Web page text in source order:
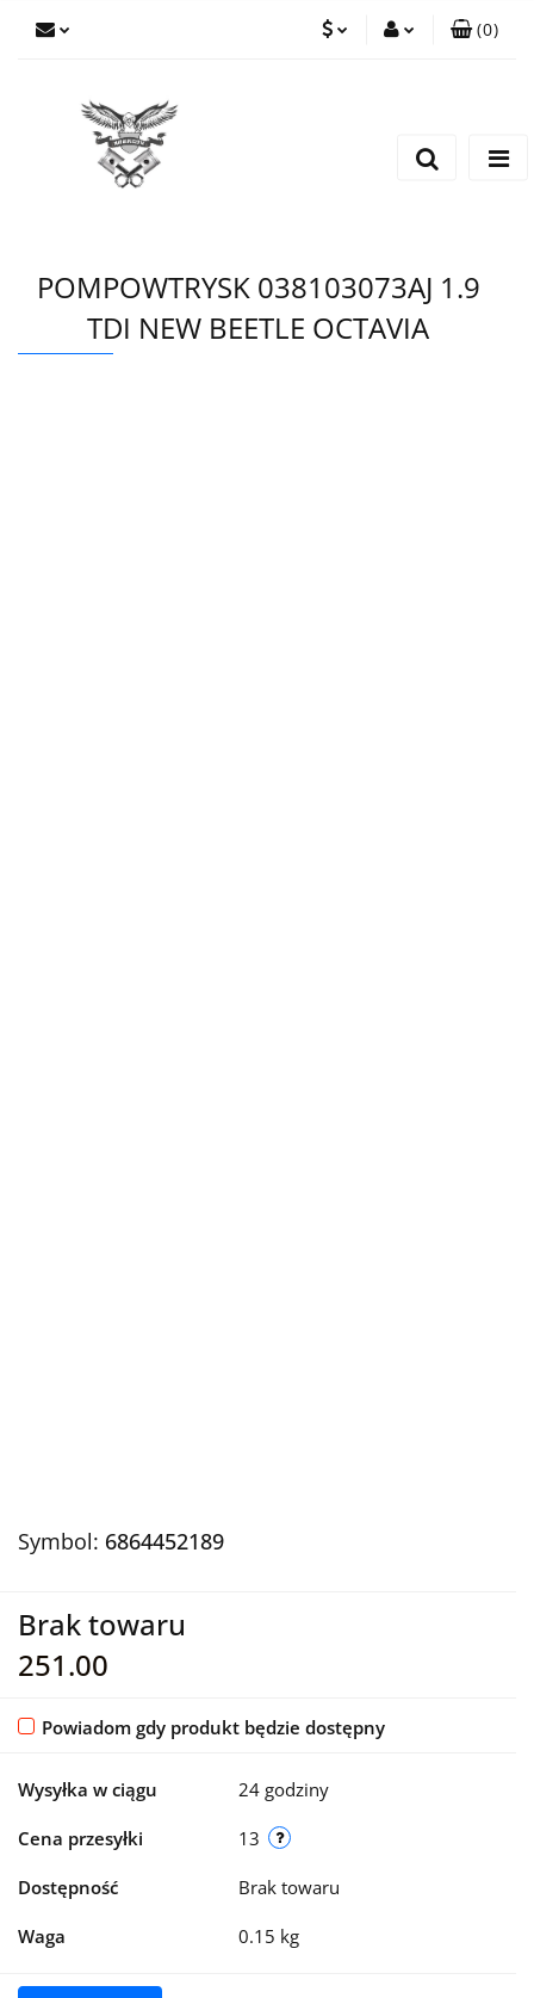
(0)
POMPOWTRYSK 038103073AJ 1.9
TDI NEW BEETLE OCTAVIA
Symbol: 6864452189
Brak towaru
251.00
Powiadom gdy produkt będzie dostępny
Wysyłka w ciągu 24 godziny
Cena przesyłki 13
Dostępność Brak towaru
Waga 0.15 kg